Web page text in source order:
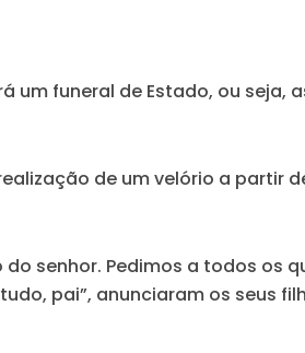
um funeral de Estado, ou seja,
de um velório a partir
senhor. Pedimos a todos os
pai”, anunciaram os seus